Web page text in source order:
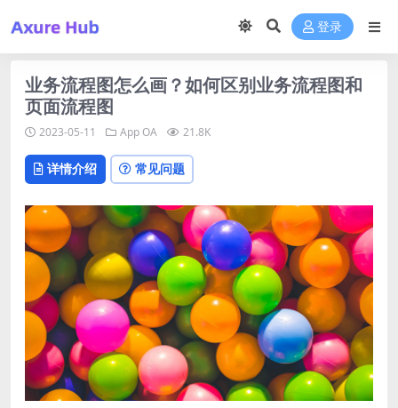
登录
业务流程图怎么画？如何区别业务流程图和
页面流程图
2023-05-11 App OA 21.8K
详情介绍 常见问题